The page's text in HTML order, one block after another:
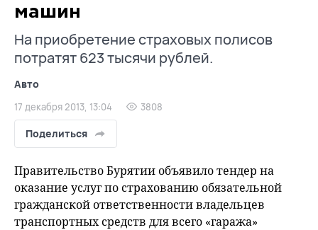
машин
На приобретение страховых полисов
потратят 623 тысячи рублей.
Авто
17 декабря 2013, 13:04 3808
Поделиться
Правительство Бурятии объявило тендер на
оказание услуг по страхованию обязательной
гражданской ответственности владельцев
транспортных средств для всего «гаража»